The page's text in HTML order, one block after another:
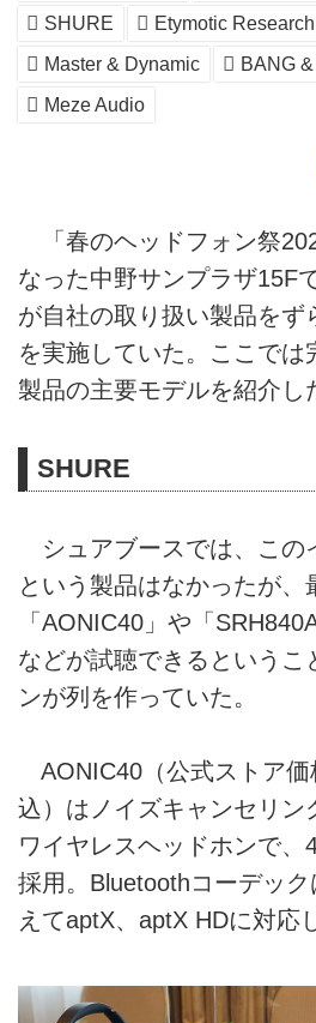
SHURE
Etymotic Research
Master & Dynamic
BANG
Meze Audio
「春のヘッドフォン祭
なった中野サンプラザ15F
が自社の取り扱い製品をず
を実施していた。ここでは
製品の主要モデルを紹介し
SHURE
シュアブースでは、この
という製品はなかったが、
「AONIC40」や「
などが試聴できるというこ
ンが列を作っていた。
AONIC40（公式ストア価
込）はノイズキャンセリン
ワイヤレスヘッドホンで、
採用。Bluetoothコーデッ
えてaptX、aptX HDに対応